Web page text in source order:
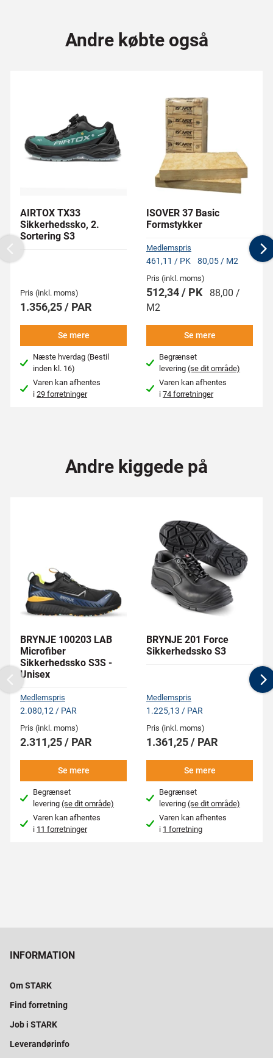
Andre købte også
AIRTOX TX33
Sikkerhedssko, 2.
Sortering S3
Pris (inkl. moms)
1.356,25 / PAR
Se mere
Næste hverdag (Bestil
inden kl. 16)
Varen kan afhentes
i29 forretninger
ISOVER 37 Basic
Formstykker
Medlemspris
461,11 / PK 80,05 / M2
Pris (inkl. moms)
512,34 / PK
88,00 /
M2
Se mere
Begrænset
levering(se dit område)
Varen kan afhentes
i74 forretninger
Previous
Andre kiggede på
BRYNJE 100203 LAB
Microfiber
Sikkerhedssko S3S -
Unisex
Medlemspris
2.080,12 / PAR
Pris (inkl. moms)
2.311,25 / PAR
Se mere
Begrænset
levering(se dit område)
Varen kan afhentes
i 11 forretninger
BRYNJE 201 Force
Sikkerhedssko S3
Medlemspris
1.225,13 / PAR
Pris (inkl. moms)
1.361,25 / PAR
Se mere
Begrænset
levering(se dit område)
Varen kan afhentes
i 1 forretning
Previous
INFORMATION
Om STARK
Find forretning
Job i STARK
Leverandørinfo